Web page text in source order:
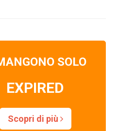
SOLO
EXPIRED
Scopri di più